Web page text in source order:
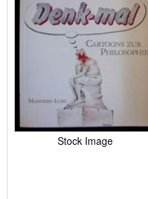
Stock Image